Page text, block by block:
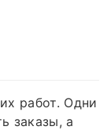
работ. Одни
заказы, а